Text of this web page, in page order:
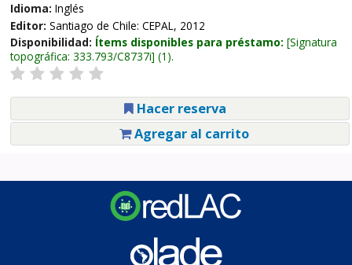
Idioma: Inglés
Editor: Santiago de Chile: CEPAL, 2012
Disponibilidad: Ítems disponibles para préstamo: Signatura
topográfica: 333.793/C8737i (1).
Hacer reserva
Agregar al carrito